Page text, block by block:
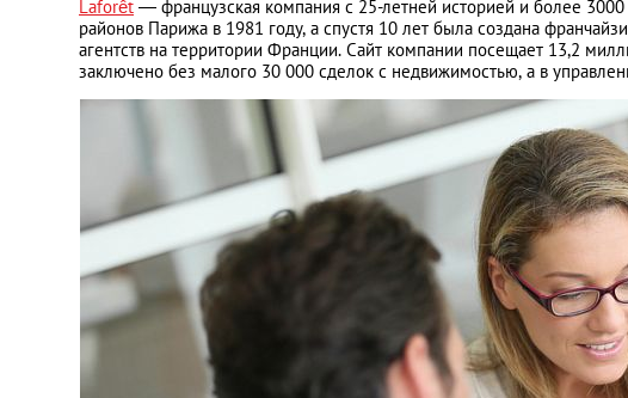
Laforêt — французская компания с 25-летней историей и более
районов Парижа в 1981 году, а спустя 10 лет была создана
агентств на территории Франции. Сайт компании посещает 13,2
заключено без малого 30 000 сделок с недвижимостью, а в